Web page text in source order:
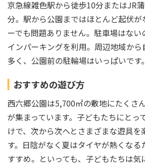
京急線雑色駅から徒歩10分またはJR
分。駅から公園まではほとんど起伏が
ーでも問題ありません。駐車場はない
インパーキングを利用。周辺地域か
多く、公園前の駐輪場はいっぱいです。
おすすめの遊び方
西六郷公園は5,700㎡の敷地にたくさ
が集まっています。子どもたちにとっ
けで、次から次へとさまざまな遊具
す。日陰がなく夏はタイヤが熱くなる
すすめ。といっても、子どもたちは気